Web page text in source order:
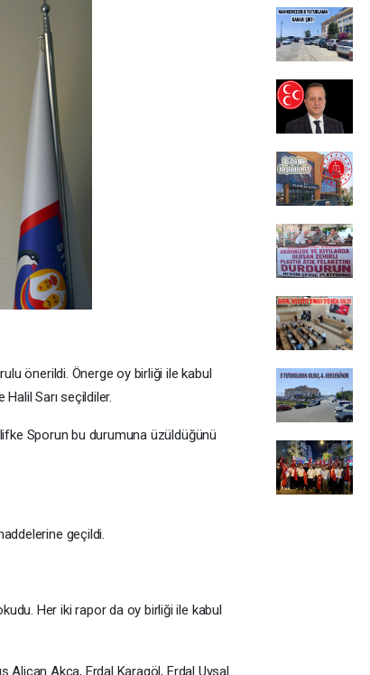
önerildi. Önerge oy birliği ile kabul
Sarı seçildiler.
Sporun bu durumuna üzüldüğünü
geçildi.
Her iki rapor da oy birliği ile kabul
Alican Akca, Erdal Karagöl, Erdal Uysal